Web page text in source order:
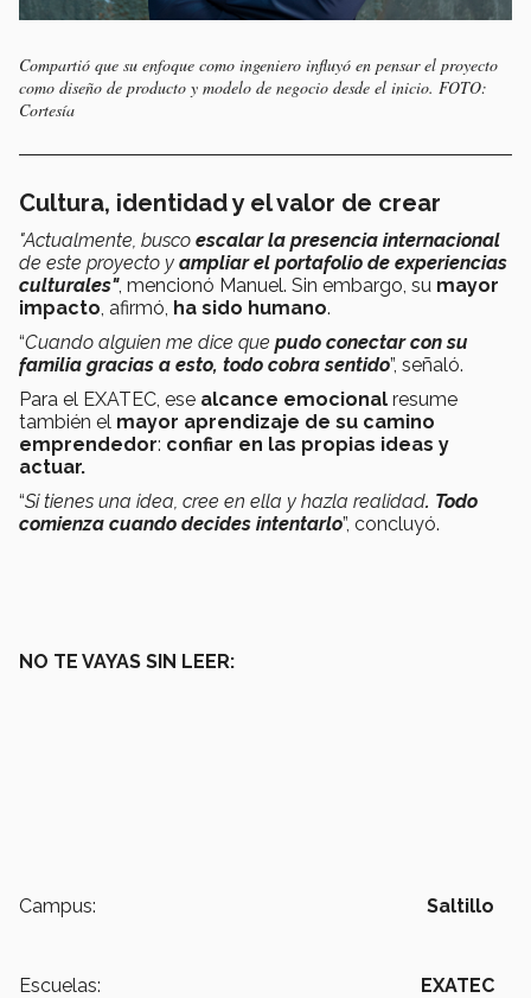
Compartió que su enfoque como ingeniero influyó en pensar el proyecto
como diseño de producto y modelo de negocio desde el inicio. FOTO:
Cortesía
Cultura, identidad y el valor de crear
"Actualmente, busco escalar la presencia internacional
de este proyecto y ampliar el portafolio de experiencias
culturales", mencionó Manuel. Sin embargo, su mayor
impacto , afirmó, ha sido humano.
“Cuando alguien me dice que pudo conectar con su
familia gracias a esto, todo cobra sentido”, señaló.
Para el EXATEC, ese alcance emocional resume
también el mayor aprendizaje de su camino
emprendedor: confiar en las propias ideas y
actuar.
“Si tienes una idea, cree en ella y hazla realidad. Todo
comienza cuando decides intentarlo”, concluyó.
NO TE VAYAS SIN LEER:
Campus: Saltillo
Escuelas: EXATEC